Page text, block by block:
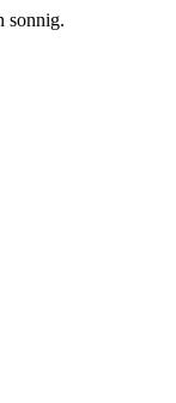
sonnig.